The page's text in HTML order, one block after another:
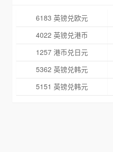
6183 英镑兑欧元
4022 英镑兑港币
1257 港币兑日元
5362 英镑兑韩元
5151 英镑兑韩元